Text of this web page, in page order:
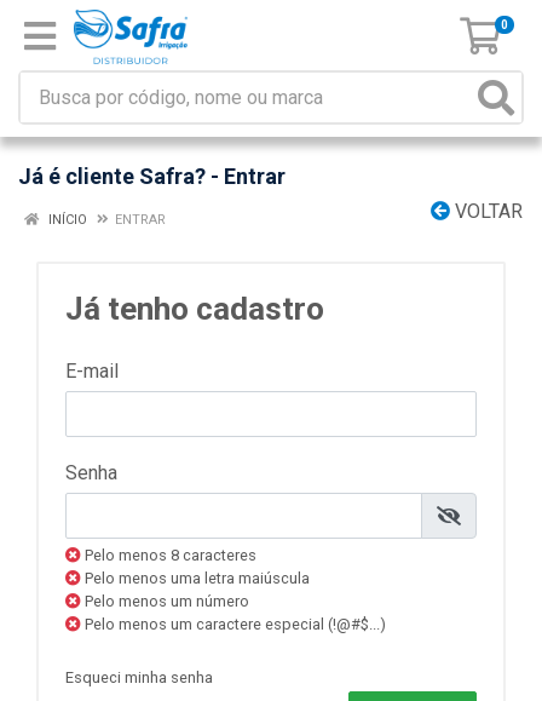
0
Já é cliente Safra? - Entrar
VOLTAR
INÍCIO ENTRAR
Já tenho cadastro
E-mail
Senha
Pelo menos 8 caracteres
Pelo menos uma letra maiúscula
Pelo menos um número
Pelo menos um caractere especial (!@#$...)
Esqueci minha senha